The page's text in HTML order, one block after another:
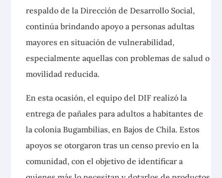
respaldo de la Dirección de Desarrollo Social,
continúa brindando apoyo a personas adultas
mayores en situación de vulnerabilidad,
especialmente aquellas con problemas de salud o
movilidad reducida.
En esta ocasión, el equipo del DIF realizó la
entrega de pañales para adultos a habitantes de
la colonia Bugambilias, en Bajos de Chila. Estos
apoyos se otorgaron tras un censo previo en la
comunidad, con el objetivo de identificar a